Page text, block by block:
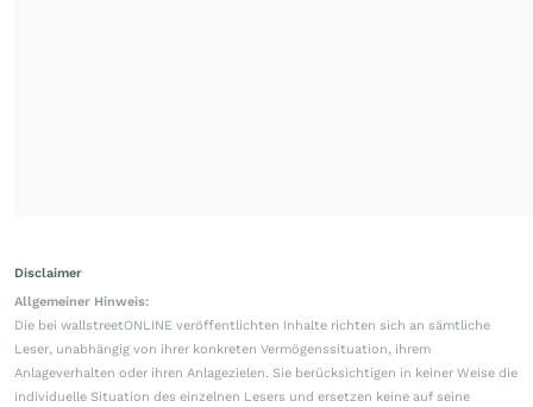
Disclaimer
Allgemeiner Hinweis:
Die bei wallstreetONLINE veröffentlichten Inhalte richten sich an sämtliche
Leser, unabhängig von ihrer konkreten Vermögenssituation, ihrem
Anlageverhalten oder ihren Anlagezielen. Sie berücksichtigen in keiner Weise die
individuelle Situation des einzelnen Lesers und ersetzen keine auf seine